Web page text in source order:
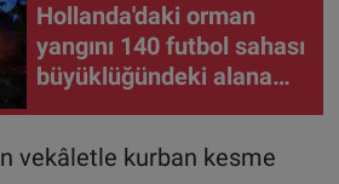
Hollanda'daki orman
yangını 140 futbol sahası
büyüklüğündeki alana
vekâletle kurban kesme